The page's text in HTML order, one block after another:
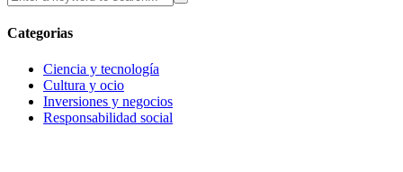
Categorias
Ciencia y tecnología
Cultura y ocio
Inversiones y negocios
Responsabilidad social